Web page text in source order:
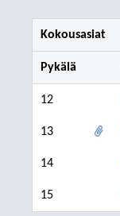
Kokousasiat
Pykälä
12
13
14
15